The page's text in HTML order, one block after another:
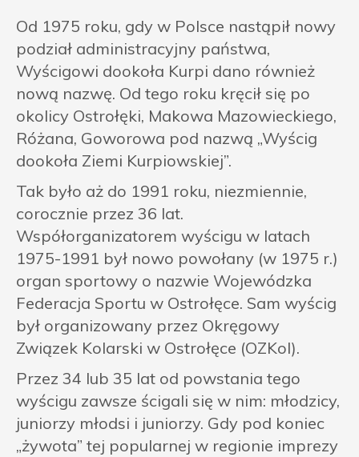
Od 1975 roku, gdy w Polsce nastąpił nowy
podział administracyjny państwa,
Wyścigowi dookoła Kurpi dano również
nową nazwę. Od tego roku kręcił się po
okolicy Ostrołęki, Makowa Mazowieckiego,
Różana, Goworowa pod nazwą „Wyścig
dookoła Ziemi Kurpiowskiej”.
Tak było aż do 1991 roku, niezmiennie,
corocznie przez 36 lat.
Współorganizatorem wyścigu w latach
1975-1991 był nowo powołany (w 1975 r.)
organ sportowy o nazwie Wojewódzka
Federacja Sportu w Ostrołęce. Sam wyścig
był organizowany przez Okręgowy
Związek Kolarski w Ostrołęce (OZKol).
Przez 34 lub 35 lat od powstania tego
wyścigu zawsze ścigali się w nim: młodzicy,
juniorzy młodsi i juniorzy. Gdy pod koniec
„żywota” tej popularnej w regionie imprezy